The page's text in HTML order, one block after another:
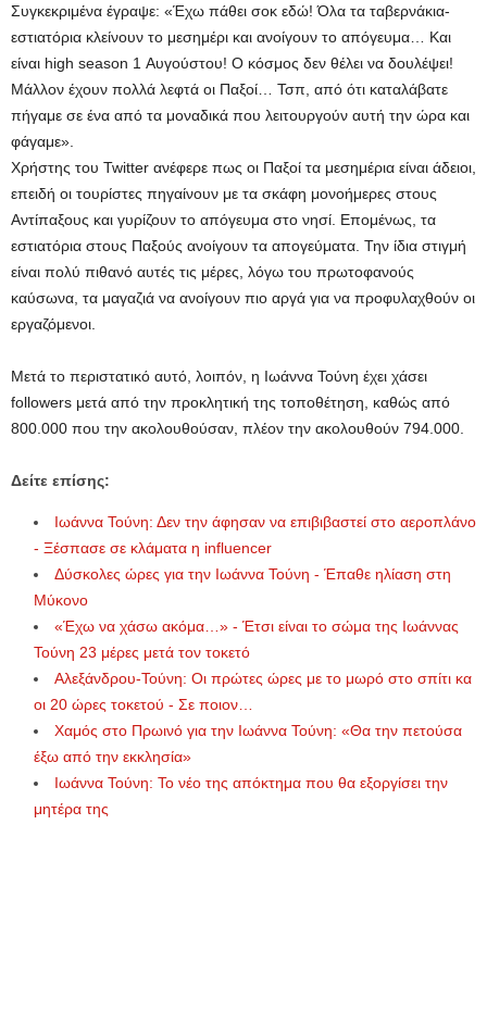
Συγκεκριμένα έγραψε: «Έχω πάθει σοκ εδώ! Όλα τα ταβερνάκια-
εστιατόρια κλείνουν το μεσημέρι και ανοίγουν το απόγευμα… Και
είναι high season 1 Αυγούστου! Ο κόσμος δεν θέλει να δουλέψει!
Μάλλον έχουν πολλά λεφτά οι Παξοί… Τσπ, από ότι καταλάβατε
πήγαμε σε ένα από τα μοναδικά που λειτουργούν αυτή την ώρα και
φάγαμε».
Χρήστης του Twitter ανέφερε πως οι Παξοί τα μεσημέρια είναι άδειοι,
επειδή οι τουρίστες πηγαίνουν με τα σκάφη μονοήμερες στους
Αντίπαξους και γυρίζουν το απόγευμα στο νησί. Επομένως, τα
εστιατόρια στους Παξούς ανοίγουν τα απογεύματα. Την ίδια στιγμή
είναι πολύ πιθανό αυτές τις μέρες, λόγω του πρωτοφανούς
καύσωνα, τα μαγαζιά να ανοίγουν πιο αργά για να προφυλαχθούν οι
εργαζόμενοι.
Μετά το περιστατικό αυτό, λοιπόν, η Ιωάννα Τούνη έχει χάσει
followers μετά από την προκλητική της τοποθέτηση, καθώς από
800.000 που την ακολουθούσαν, πλέον την ακολουθούν 794.000.
Δείτε επίσης:
Ιωάννα Τούνη: Δεν την άφησαν να επιβιβαστεί στο αεροπλάνο
- Ξέσπασε σε κλάματα η influencer
Δύσκολες ώρες για την Ιωάννα Τούνη - Έπαθε ηλίαση στη
Μύκονο
«Έχω να χάσω ακόμα…» - Έτσι είναι το σώμα της Ιωάννας
Τούνη 23 μέρες μετά τον τοκετό
Αλεξάνδρου-Τούνη: Οι πρώτες ώρες με το μωρό στο σπίτι κα
οι 20 ώρες τοκετού - Σε ποιον…
Χαμός στο Πρωινό για την Ιωάννα Τούνη: «Θα την πετούσα
έξω από την εκκλησία»
Ιωάννα Τούνη: Το νέο της απόκτημα που θα εξοργίσει την
μητέρα της